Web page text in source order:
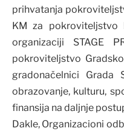
prihvatanja
KM za pokroviteljstvo
organizaciji STAGE
pokroviteljstvo
gradonačelnici Grada
obrazovanje, kulturu,
finansija na daljnje
Dakle, Organizacioni